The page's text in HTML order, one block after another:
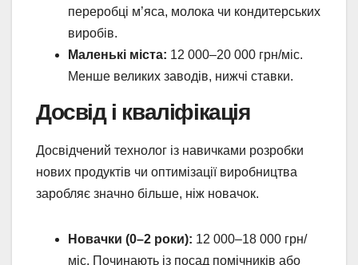
переробці м’яса, молока чи кондитерських
виробів.
Маленькі міста: 12 000–20 000 грн/міс.
Менше великих заводів, нижчі ставки.
Досвід і кваліфікація
Досвідчений технолог із навичками розробки
нових продуктів чи оптимізації виробництва
заробляє значно більше, ніж новачок.
Новачки (0–2 роки): 12 000–18 000 грн/
міс. Починають із посад помічників або